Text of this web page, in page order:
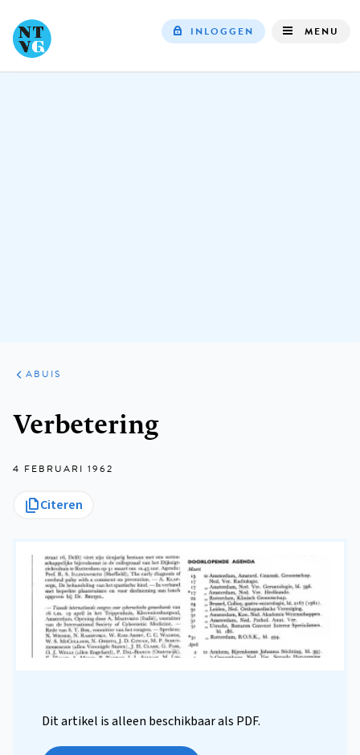
INLOGGEN MENU
ARTIKELEN
VARIA
ABUIS
Verbetering
4 FEBRUARI 1962
Citeren
Dit artikel is alleen beschikbaar als PDF.